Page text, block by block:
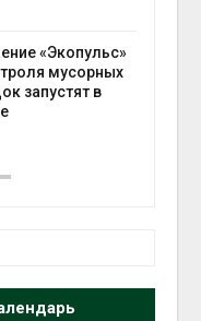
«Экопульс»
мусорных
запустят в